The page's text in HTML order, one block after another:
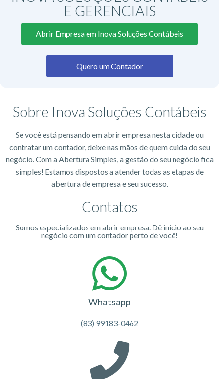
E GERENCIAIS
Abrir Empresa em Inova Soluções Contábeis
Quero um Contador
Sobre Inova Soluções Contábeis
Se você está pensando em abrir empresa nesta cidade ou
contratar um contador, deixe nas mãos de quem cuida do seu
negócio. Com a Abertura Simples, a gestão do seu negócio fica
simples! Estamos dispostos a atender todas as etapas de
abertura de empresa e seu sucesso.
Contatos
Somos especializados em abrir empresa. Dê inicio ao seu
negócio com um contador perto de você!
Whatsapp
(83) 99183-0462